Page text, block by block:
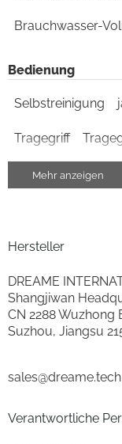
Brauchwasser-
Bedienung
Selbstreinigung
Tragegriff
Gehäuse-
Höhe (cm)
Tiefe (cm) 27.5
Gewicht (kg) 5.7
Mehr anzeigen
Hersteller
DREAME
Shangjiwan
CN 2288 Wuzhong
Suzhou, Jiangsu
sales@dreame.tech
Verantwortliche